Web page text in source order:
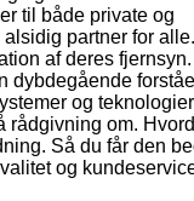
til både private og
partner for
af deres fjernsyn.
dybdegående
og
rådgivning om.
Så du får den
og